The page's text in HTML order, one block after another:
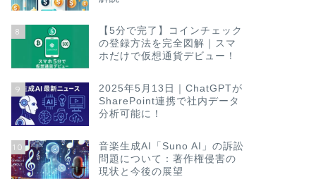
8
【5分で完了】コインチェック
の登録方法を完全図解｜スマ
ホだけで仮想通貨デビュー！
9
2025年5月13日｜ChatGPTが
SharePoint連携で社内データ
分析可能に！
10
音楽生成AI「Suno AI」の訴訟
問題について：著作権侵害の
現状と今後の展望